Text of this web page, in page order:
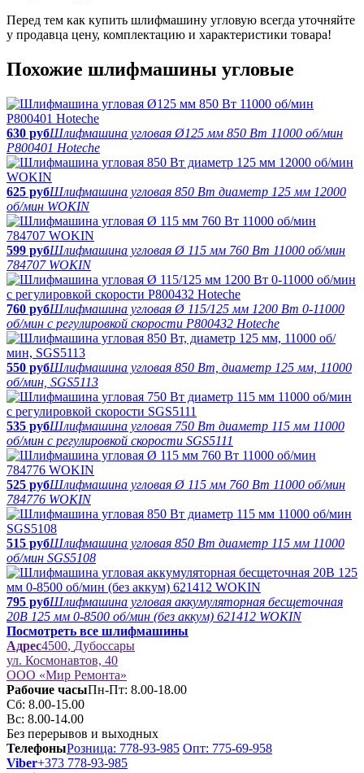
Перед тем как купить шлифмашину угловую всегда уточняйте
у продавца цену, комплектацию и характеристики товара!
Похожие шлифмашины угловые
630 рубШлифмашина угловая Ø125 мм 850 Вт 11000 об/мин
P800401 Hoteche
625 рубШлифмашина угловая 850 Вт диаметр 125 мм 12000
об/мин WOKIN
599 рубШлифмашина угловая Ø 115 мм 760 Вт 11000 об/мин
784707 WOKIN
760 рубШлифмашина угловая Ø 115/125 мм 1200 Вт 0-11000
об/мин с регулировкой скорости P800432 Hoteche
550 рубШлифмашина угловая 850 Вт, диаметр 125 мм, 11000
об/мин, SGS5113
535 рубШлифмашина угловая 750 Вт диаметр 115 мм 11000
об/мин с регулировкой скорости SGS5111
525 рубШлифмашина угловая Ø 115 мм 760 Вт 11000 об/мин
784776 WOKIN
515 рубШлифмашина угловая 850 Вт диаметр 115 мм 11000
об/мин SGS5108
795 рубШлифмашина угловая аккумуляторная бесщеточная
20В 125 мм 0-8500 об/мин (без аккум) 621412 WOKIN
Посмотреть все шлифмашины
Адрес4500, Дубоссары
ул. Космонавтов, 40
ООО «Мир Ремонта»
Рабочие часыПн-Пт: 8.00-18.00
Сб: 8.00-15.00
Вс: 8.00-14.00
Без перерывов и выходных
ТелефоныРозница: 778-93-985 Опт: 775-69-958
Viber+373 778-93-985